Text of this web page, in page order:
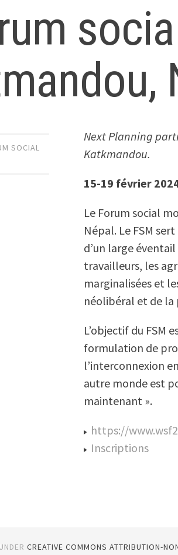
SOCIAL
Next Planning
Katkmandou.
15-19 février
Le Forum social
Népal. Le FSM
d’un large
travailleurs, les
marginalisées et
néolibéral et de la
L’objectif du FSM
formulation de
l’interconnexion
autre monde est
maintenant ».
https://
Inscriptions
CREATIVE COMMONS ATTRIBUTION-